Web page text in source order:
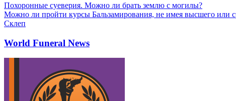
Похоронные суеверия. Можно ли брать землю с могилы?
Можно ли пройти курсы Бальзамирования, не имея высшего или
Склеп
World Funeral News